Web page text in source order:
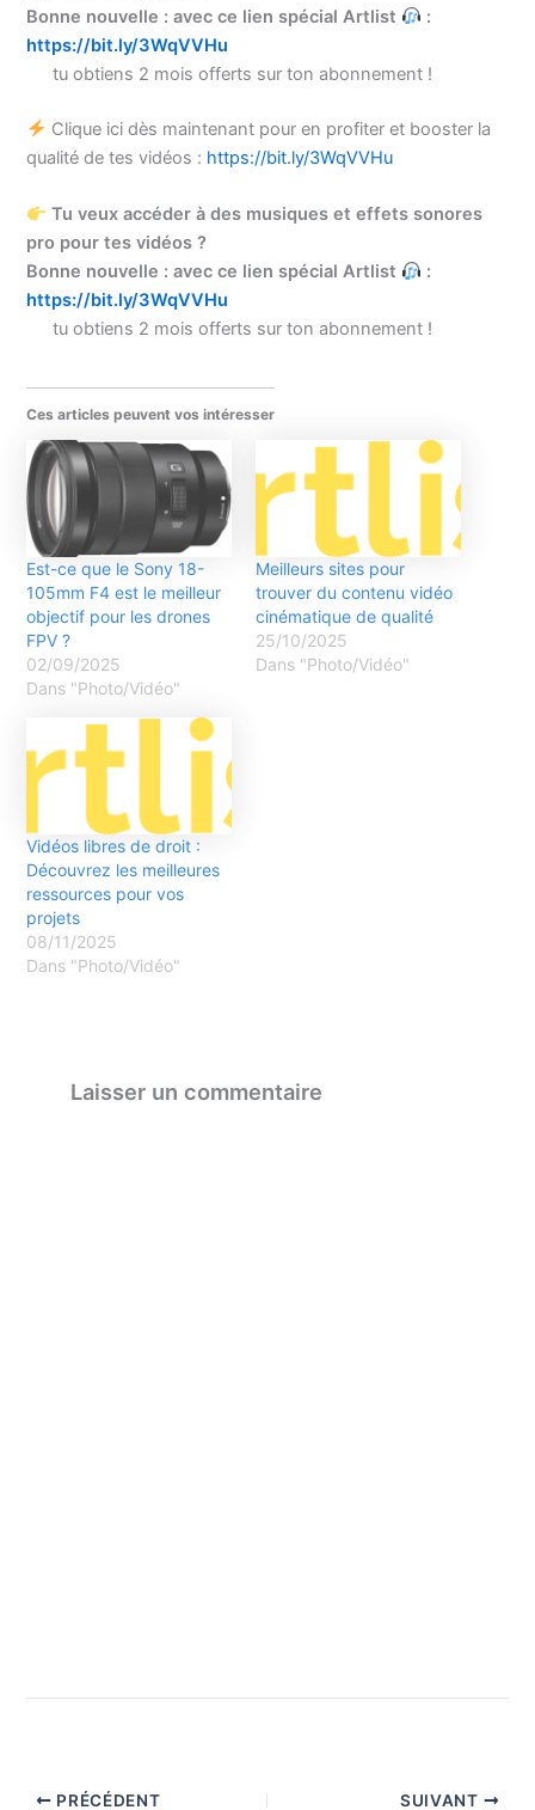
Bonne nouvelle : avec ce lien spécial Artlist
:
https://bit.ly/3WqVVHu
tu obtiens 2 mois offerts sur ton abonnement !
Clique ici dès maintenant pour en profiter et booster la
qualité de tes vidéos : https://bit.ly/3WqVVHu
Tu veux accéder à des musiques et effets sonores
pro pour tes vidéos ?
Bonne nouvelle : avec ce lien spécial Artlist
:
https://bit.ly/3WqVVHu
tu obtiens 2 mois offerts sur ton abonnement !
Ces articles peuvent vos intéresser
Est-ce que le Sony 18-
105mm F4 est le meilleur
objectif pour les drones
FPV ?
02/09/2025
Dans "Photo/Vidéo"
Meilleurs sites pour
trouver du contenu vidéo
cinématique de qualité
25/10/2025
Dans "Photo/Vidéo"
Vidéos libres de droit :
Découvrez les meilleures
ressources pour vos
projets
08/11/2025
Dans "Photo/Vidéo"
Laisser un commentaire
PRÉCÉDENT SUIVANT